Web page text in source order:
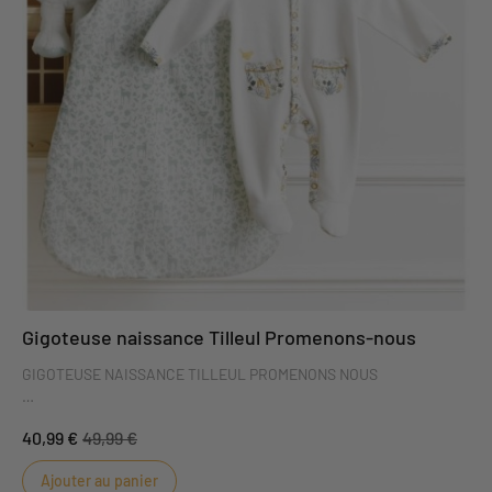
Gigoteuse naissance Tilleul Promenons-nous
GIGOTEUSE NAISSANCE TILLEUL PROMENONS NOUS
motif cerf raffiné séduira toutes les mamans grâce à sa fraicheur
et ses couleurs tendres. Ultra qualitative, elle sera le cadeau parfait
pour une naissance.
40,99 € 49,99 €
Ajouter au panier